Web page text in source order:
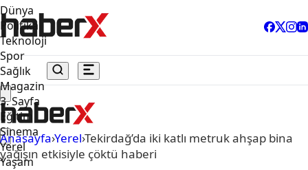
Dünya
Politika
Teknoloji
Spor
Sağlık
Magazin
3. Sayfa
Eğitim
Sinema
Yerel
Yaşam
Anasayfa›Yerel›Tekirdağ’da iki katlı metruk ahşap bina
yağışın etkisiyle çöktü haberi